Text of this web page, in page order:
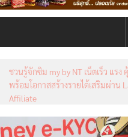
ชวนรู้จักซิม my by NT เน็ตเร็ว แรง
พร้อมโอกาสสร้างรายได้เสริมผ่าน
Affiliate